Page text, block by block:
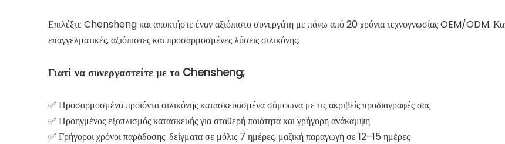
Επιλέξτε Chensheng και αποκτήστε έναν αξιόπιστο συνεργάτη με πάνω από 20 χρόνια τεχνογνωσίας OEM/ODM.
επαγγελματικές, αξιόπιστες και προσαρμοσμένες λύσεις σιλικόνης.
Γιατί να συνεργαστείτε με το Chensheng;
✅ Προσαρμοσμένα προϊόντα σιλικόνης κατασκευασμένα σύμφωνα με τις ακριβείς προδιαγραφές σας
✅ Προηγμένος εξοπλισμός κατασκευής για σταθερή ποιότητα και γρήγορη ανάκαμψη
✅ Γρήγοροι χρόνοι παράδοσης: δείγματα σε μόλις 7 ημέρες, μαζική παραγωγή σε 12–15 ημέρες